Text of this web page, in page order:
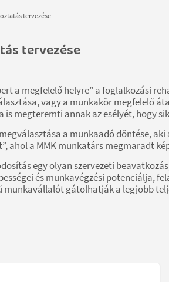
tervezése
tervezése
a megfelelő helyre” a foglalkozási
vagy a munkakör megfelelő
is megteremti annak az esélyét, hogy
a munkaadó döntése,
ahol a MMK munkatárs megmaradt
egy olyan szervezeti
és munkavégzési potenciálja,
munkavállalót gátolhatják a legjobb